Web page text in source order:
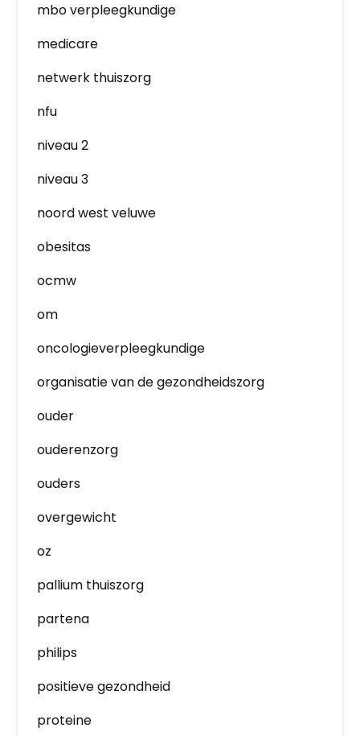
mbo verpleegkundige
medicare
netwerk thuiszorg
nfu
niveau 2
niveau 3
noord west veluwe
obesitas
ocmw
om
oncologieverpleegkundige
organisatie van de gezondheidszorg
ouder
ouderenzorg
ouders
overgewicht
oz
pallium thuiszorg
partena
philips
positieve gezondheid
proteine